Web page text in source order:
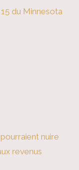
du Minnesota
nuire
revenus